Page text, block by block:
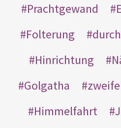
Prachtgewand
Folterung
Hinrichtung
Golgatha
Himmelfahrt